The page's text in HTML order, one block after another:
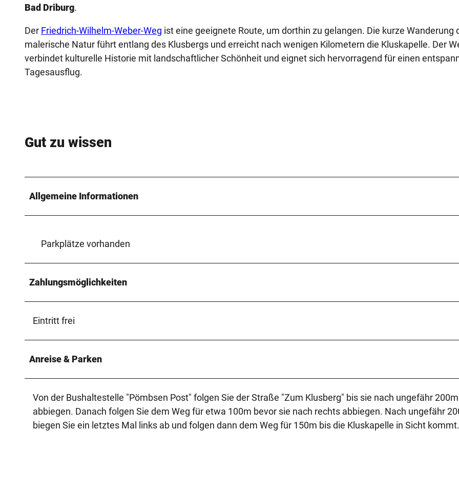
Bad Driburg.
Der Friedrich-Wilhelm-Weber-Weg ist eine geeignete Route, um dorthin zu gelangen. Die kurze Wanderung
malerische Natur führt entlang des Klusbergs und erreicht nach wenigen Kilometern die Kluskapelle. Der
verbindet kulturelle Historie mit landschaftlicher Schönheit und eignet sich hervorragend für einen
Tagesausflug.
Gut zu wissen
Allgemeine Informationen
Parkplätze vorhanden
Zahlungsmöglichkeiten
Eintritt frei
Anreise & Parken
Von der Bushaltestelle "Pömbsen Post" folgen Sie der Straße "Zum Klusberg" bis sie nach ungefähr
abbiegen. Danach folgen Sie dem Weg für etwa 100m bevor sie nach rechts abbiegen. Nach ungefähr
biegen Sie ein letztes Mal links ab und folgen dann dem Weg für 150m bis die Kluskapelle in Sicht kommt.